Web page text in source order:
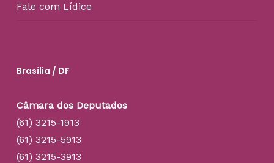
Fale com Lídice
Brasília / DF
Câmara dos Deputados
(61) 3215-1913
(61) 3215-5913
(61) 3215-3913